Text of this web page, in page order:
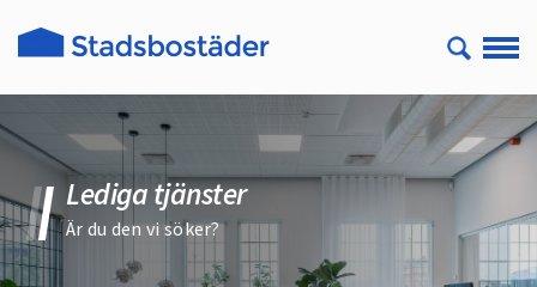
Lediga tjänster
Är du den vi söker?